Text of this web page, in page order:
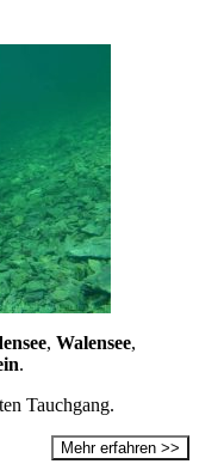
, Walensee,
.
Tauchgang.
Mehr erfahren >>